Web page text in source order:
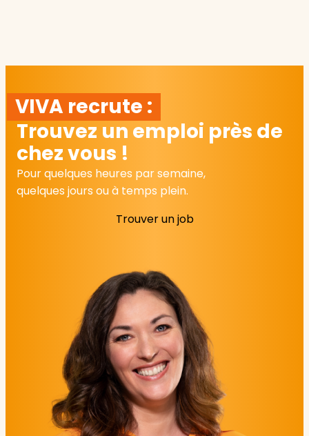
VIVA recrute :
Trouvez un emploi près de
chez vous !
Pour quelques heures par semaine,
quelques jours ou à temps plein.
Trouver un job